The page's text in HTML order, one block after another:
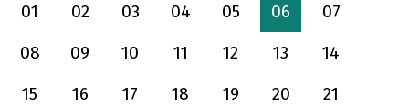
01
02 03 04 05 06
07
08
09 10 11 12 13
14
15
16 17 18 19 20
21